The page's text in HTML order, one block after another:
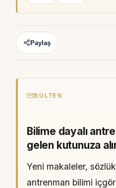
Paylaş
BÜLTEN
Bilime dayalı
gelen kutunuza
Yeni makaleler,
antrenman bilimi